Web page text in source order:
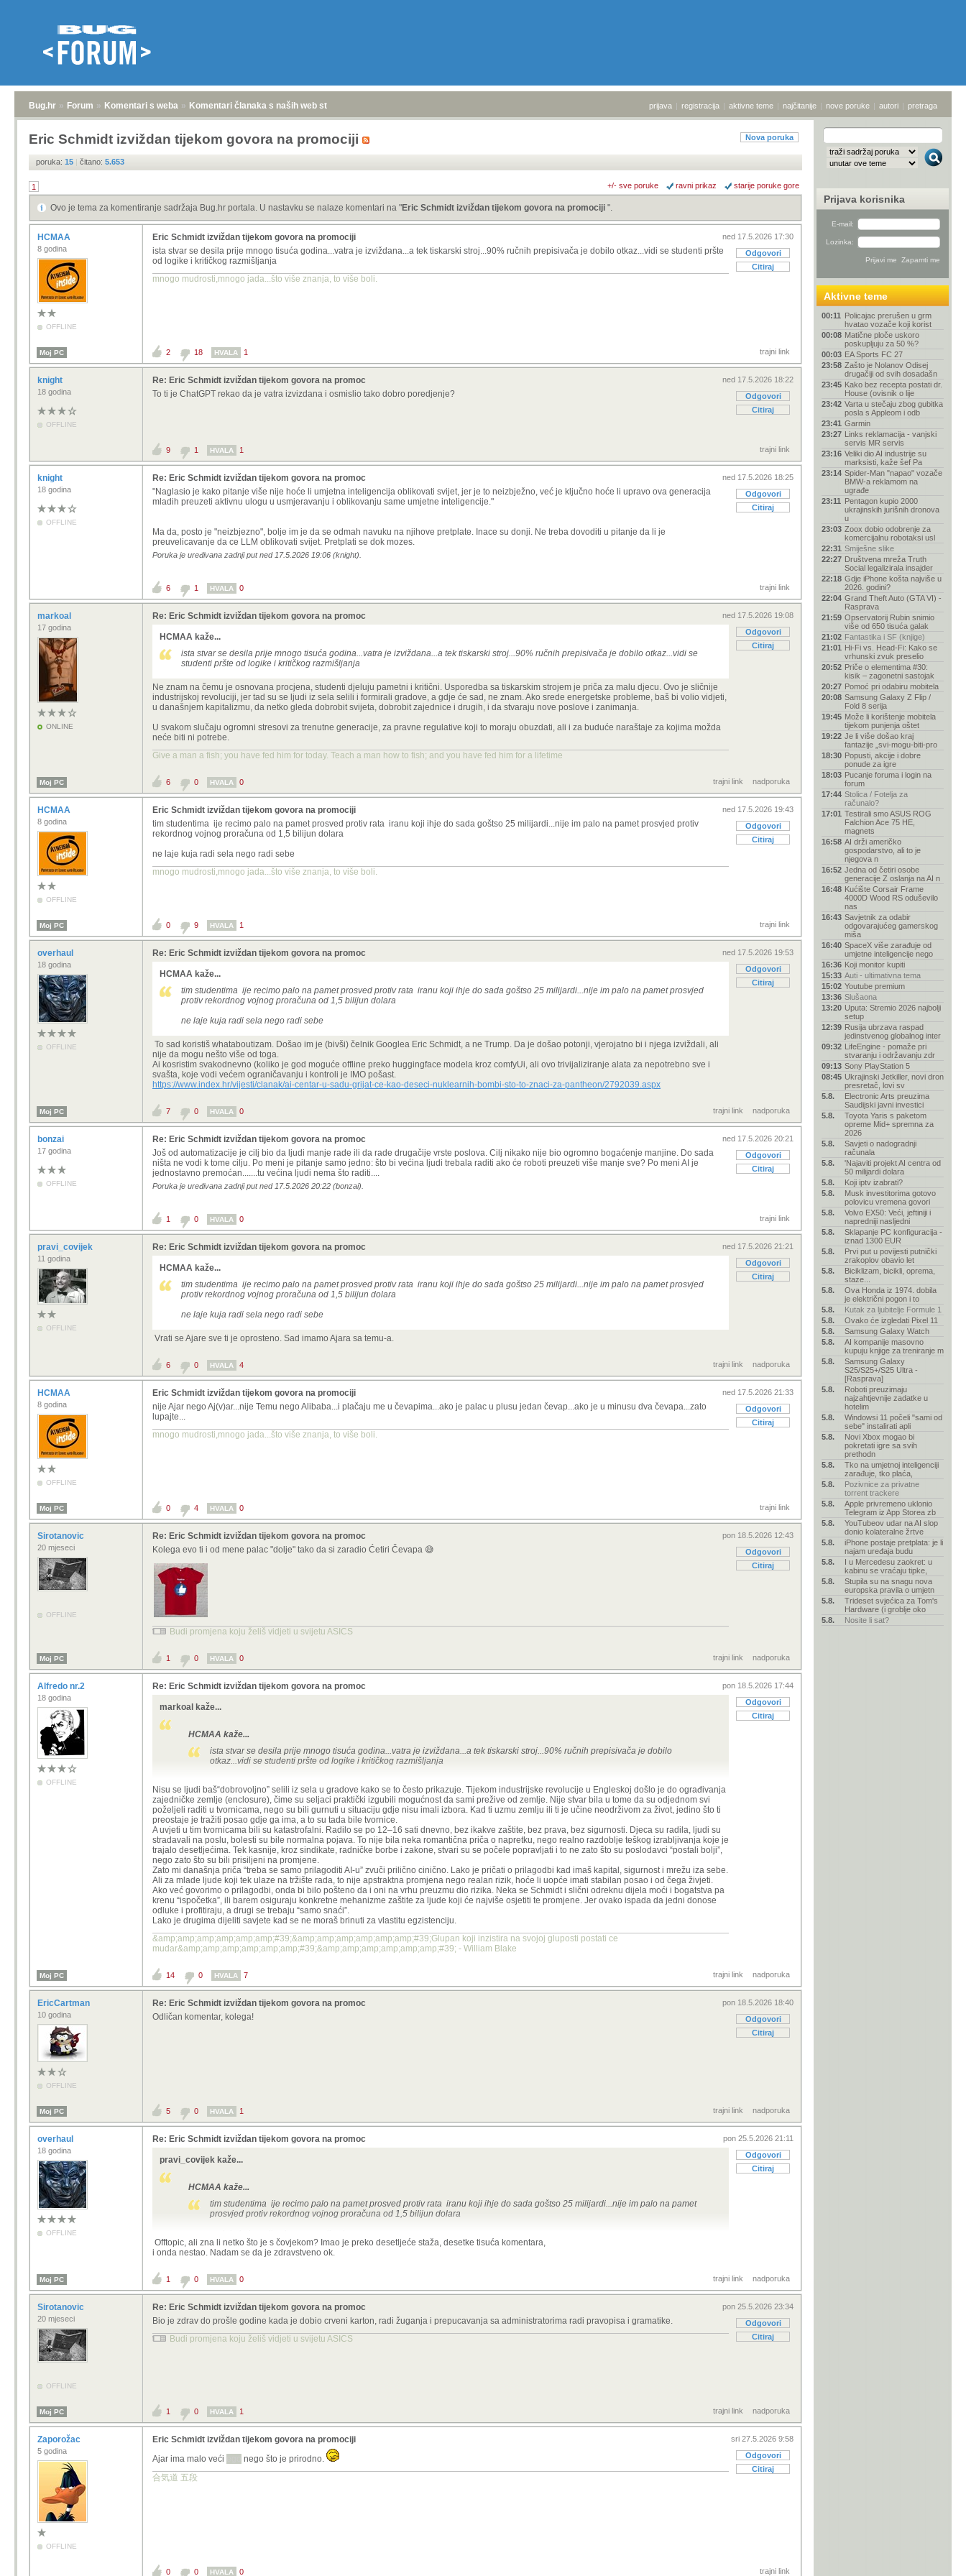
Bug.hr » Forum » Komentari s weba » Komentari članaka s naših web stranica prijava | registracija | aktivne teme | najčitanije | nove poruke | autori | pretraga
Nova poruka
Eric Schmidt izviždan tijekom govora na promociji
poruka: 15 | čitano: 5.653
1 +/- sve poruke ravni prikaz starije poruke gore
Ovo je tema za komentiranje sadržaja Bug.hr portala. U nastavku se nalaze komentari na "Eric Schmidt izviždan tijekom govora na promociji ".
HCMAA
8 godina
OFFLINE
ned 17.5.2026 17:30
Odgovori
Citiraj
Eric Schmidt izviždan tijekom govora na promociji
ista stvar se desila prije mnogo tisuća godina...vatra je izviždana...a tek tiskarski stroj...90% ručnih prepisivača je dobilo otkaz...vidi se studenti pršte
od logike i kritičkog razmišljanja
mnogo mudrosti,mnogo jada...što više znanja, to više boli.
Moj PC trajni link
2 18 HVALA 1
knight
18 godina
OFFLINE
ned 17.5.2026 18:22
Odgovori
Citiraj
Re: Eric Schmidt izviždan tijekom govora na promoc
To ti je ChatGPT rekao da je vatra izvizdana i osmislio tako dobro poredjenje?
trajni link
9 1 HVALA 1
knight
18 godina
OFFLINE
ned 17.5.2026 18:25
Odgovori
Citiraj
Re: Eric Schmidt izviždan tijekom govora na promoc
"Naglasio je kako pitanje više nije hoće li umjetna inteligencija oblikovati svijet, jer je to neizbježno, već je ključno hoće li upravo ova generacija
mladih preuzeti aktivnu ulogu u usmjeravanju i oblikovanju same umjetne inteligencije."
Ma da, posto je "neizbjezno", bolje im je da se odmah navuku na njihove pretplate. Inace su donji. Ne treba dovoditi u pitanje da li je
preuvelicavanje da ce LLM oblikovati svijet. Pretplati se dok mozes.
Poruka je uređivana zadnji put ned 17.5.2026 19:06 (knight).
trajni link
6 1 HVALA 0
markoal
17 godina
ONLINE
ned 17.5.2026 19:08
Odgovori
Citiraj
Re: Eric Schmidt izviždan tijekom govora na promoc
HCMAA kaže...
ista stvar se desila prije mnogo tisuća godina...vatra je izviždana...a tek tiskarski stroj...90% ručnih prepisivača je dobilo otkaz...vidi se
studenti pršte od logike i kritičkog razmišljanja
Ne znam na čemu je osnovana procjena, studenti djeluju pametni i kritični. Usporedba sa tiskarskim strojem je priča za malu djecu. Ovo je sličnije
industrijskoj revoluciji, jer tad su se ljudi iz sela selili i formirali gradove, a gdje će sad, ne znam. Ako srede energetske probleme, baš bi volio vidjeti,
u današnjem kapitalizmu, da netko gleda dobrobit svijeta, dobrobit zajednice i drugih, i da stvaraju nove poslove i zanimanja.
U svakom slučaju ogromni stresovi za trenutne generacije, za pravne regulative koji to moraju obuzdati, ali i za buduće naraštaje za kojima možda
neće biti ni potrebe.
Give a man a fish; you have fed him for today. Teach a man how to fish; and you have fed him for a lifetime
Moj PC trajni link nadporuka
6 0 HVALA 0
HCMAA
8 godina
OFFLINE
ned 17.5.2026 19:43
Odgovori
Citiraj
Eric Schmidt izviždan tijekom govora na promociji
tim studentima ije recimo palo na pamet prosved protiv rata iranu koji ihje do sada goštso 25 milijardi...nije im palo na pamet prosvjed protiv
rekordnog vojnog proračuna od 1,5 bilijun dolara
ne laje kuja radi sela nego radi sebe
mnogo mudrosti,mnogo jada...što više znanja, to više boli.
Moj PC trajni link
0 9 HVALA 1
overhaul
18 godina
OFFLINE
ned 17.5.2026 19:53
Odgovori
Citiraj
Re: Eric Schmidt izviždan tijekom govora na promoc
HCMAA kaže...
tim studentima ije recimo palo na pamet prosved protiv rata iranu koji ihje do sada goštso 25 milijardi...nije im palo na pamet prosvjed
protiv rekordnog vojnog proračuna od 1,5 bilijun dolara
ne laje kuja radi sela nego radi sebe
To sad koristiš whataboutizam. Došao im je (bivši) čelnik Googlea Eric Schmidt, a ne Trump. Da je došao potonji, vjerojatno bi i njega izviždali, ali
nije da mogu nešto više od toga.
Ai kosristim svakodnevno (koliko je god moguće offline preko huggingface modela kroz comfyUi, ali ovo trivijaliziranje alata za nepotrebno sve i
svašta, koje vodi većem ograničavanju i kontroli je IMO pošast.
https://www.index.hr/vijesti/clanak/ai-centar-u-sadu-grijat-ce-kao-deseci-nuklearnih-bombi-sto-to-znaci-za-pantheon/2792039.aspx
Moj PC trajni link nadporuka
7 0 HVALA 0
bonzai
17 godina
OFFLINE
ned 17.5.2026 20:21
Odgovori
Citiraj
Re: Eric Schmidt izviždan tijekom govora na promoc
Još od automatizacije je cilj bio da ljudi manje rade ili da rade drugačije vrste poslova. Cilj nikako nije bio ogromno bogaćenje manjine. Do sada
ništa ne vodi k tome cilju. Po meni je pitanje samo jedno: što bi većina ljudi trebala raditi ako će roboti preuzeti više manje sve? Po meni AI je
jednostavno premoćan.......tu većina ljudi nema što raditi....
Poruka je uređivana zadnji put ned 17.5.2026 20:22 (bonzai).
trajni link
1 0 HVALA 0
pravi_covijek
11 godina
OFFLINE
ned 17.5.2026 21:21
Odgovori
Citiraj
Re: Eric Schmidt izviždan tijekom govora na promoc
HCMAA kaže...
tim studentima ije recimo palo na pamet prosved protiv rata iranu koji ihje do sada goštso 25 milijardi...nije im palo na pamet prosvjed
protiv rekordnog vojnog proračuna od 1,5 bilijun dolara
ne laje kuja radi sela nego radi sebe
Vrati se Ajare sve ti je oprosteno. Sad imamo Ajara sa temu-a.
trajni link nadporuka
6 0 HVALA 4
HCMAA
8 godina
OFFLINE
ned 17.5.2026 21:33
Odgovori
Citiraj
Eric Schmidt izviždan tijekom govora na promociji
nije Ajar nego Aj(v)ar...nije Temu nego Alibaba...i plačaju me u čevapima...ako je palac u plusu jedan čevap...ako je u minusu dva čevapa...zato
lupajte...
mnogo mudrosti,mnogo jada...što više znanja, to više boli.
Moj PC trajni link
0 4 HVALA 0
Sirotanovic
20 mjeseci
OFFLINE
pon 18.5.2026 12:43
Odgovori
Citiraj
Re: Eric Schmidt izviždan tijekom govora na promoc
Kolega evo ti i od mene palac "dolje" tako da si zaradio Ćetiri Čevapa 😅
Budi promjena koju želiš vidjeti u svijetu ASICS
Moj PC trajni link nadporuka
1 0 HVALA 0
Alfredo nr.2
18 godina
OFFLINE
pon 18.5.2026 17:44
Odgovori
Citiraj
Re: Eric Schmidt izviždan tijekom govora na promoc
markoal kaže...
HCMAA kaže...
ista stvar se desila prije mnogo tisuća godina...vatra je izviždana...a tek tiskarski stroj...90% ručnih prepisivača je dobilo
otkaz...vidi se studenti pršte od logike i kritičkog razmišljanja
Ne znam na čemu je osnovana procjena, studenti djeluju pametni i kritični. Usporedba sa tiskarskim strojem je priča za malu djecu. Ovo
je sličnije industrijskoj revoluciji, jer tad su se ljudi iz sela selili i formirali gradove, a gdje će sad, ne znam. Ako srede energetske
probleme, baš bi volio vidjeti, u današnjem kapitalizmu, da netko gleda dobrobit svijeta, dobrobit zajednice i drugih, i da stvaraju nove
poslove i zanimanja.
U svakom slučaju ogromni stresovi za trenutne generacije, za pravne regulative koji to moraju obuzdati, ali i za buduće naraštaje za
kojima možda neće biti ni potrebe.
Nisu se ljudi baš“dobrovoljno” selili iz sela u gradove kako se to često prikazuje. Tijekom industrijske revolucije u Engleskoj došlo je do ograđivanja
zajedničke zemlje (enclosure), čime su seljaci praktički izgubili mogućnost da sami prežive od zemlje. Nije stvar bila u tome da su odjednom svi
poželjeli raditi u tvornicama, nego su bili gurnuti u situaciju gdje nisu imali izbora. Kad ti uzmu zemlju ili ti je učine neodrživom za život, jedino što ti
preostaje je tražiti posao gdje ga ima, a to su tada bile tvornice.
A uvjeti u tim tvornicama bili su katastrofalni. Radilo se po 12–16 sati dnevno, bez ikakve zaštite, bez prava, bez sigurnosti. Djeca su radila, ljudi su
stradavali na poslu, bolesti su bile normalna pojava. To nije bila neka romantična priča o napretku, nego realno razdoblje teškog izrabljivanja koje je
trajalo desetljećima. Tek kasnije, kroz sindikate, radničke borbe i zakone, stvari su se počele popravljati i to ne zato što su poslodavci “postali bolji”,
nego zato što su bili prisiljeni na promjene.
Zato mi današnja priča “treba se samo prilagoditi AI-u” zvuči prilično cinično. Lako je pričati o prilagodbi kad imaš kapital, sigurnost i mrežu iza sebe.
Ali za mlade ljude koji tek ulaze na tržište rada, to nije apstraktna promjena nego realan rizik, hoće li uopće imati stabilan posao i od čega živjeti.
Ako već govorimo o prilagodbi, onda bi bilo pošteno da i oni na vrhu preuzmu dio rizika. Neka se Schmidt i slični odreknu dijela moći i bogatstva pa
krenu “ispočetka”, ili barem osiguraju konkretne mehanizme zaštite za ljude koji će najviše osjetiti te promjene. Jer ovako ispada da jedni donose
odluke i profitiraju, a drugi se trebaju “samo snaći”.
Lako je drugima dijeliti savjete kad se ne moraš brinuti za vlastitu egzistenciju.
&amp;amp;amp;amp;amp;amp;#39;&amp;amp;amp;amp;amp;amp;#39;Glupan koji inzistira na svojoj gluposti postati ce
mudar&amp;amp;amp;amp;amp;amp;#39;&amp;amp;amp;amp;amp;amp;#39; - William Blake
Moj PC trajni link nadporuka
14 0 HVALA 7
EricCartman
10 godina
OFFLINE
pon 18.5.2026 18:40
Odgovori
Citiraj
Re: Eric Schmidt izviždan tijekom govora na promoc
Odličan komentar, kolega!
Moj PC trajni link nadporuka
5 0 HVALA 1
overhaul
18 godina
OFFLINE
pon 25.5.2026 21:11
Odgovori
Citiraj
Re: Eric Schmidt izviždan tijekom govora na promoc
pravi_covijek kaže...
HCMAA kaže...
tim studentima ije recimo palo na pamet prosved protiv rata iranu koji ihje do sada goštso 25 milijardi...nije im palo na pamet
prosvjed protiv rekordnog vojnog proračuna od 1,5 bilijun dolara
Vrati seAjaresve ti je oprosteno. Sad imamo Ajara sa temu-a.
Offtopic, ali zna li netko što je s čovjekom? Imao je preko desetljeće staža, desetke tisuća komentara,
i onda nestao. Nadam se da je zdravstveno ok.
Moj PC trajni link nadporuka
1 0 HVALA 0
Sirotanovic
20 mjeseci
OFFLINE
pon 25.5.2026 23:34
Odgovori
Citiraj
Re: Eric Schmidt izviždan tijekom govora na promoc
Bio je zdrav do prošle godine kada je dobio crveni karton, radi žuganja i prepucavanja sa administratorima radi pravopisa i gramatike.
Budi promjena koju želiš vidjeti u svijetu ASICS
Moj PC trajni link nadporuka
1 0 HVALA 1
Zaporožac
5 godina
OFFLINE
sri 27.5.2026 9:58
Odgovori
Citiraj
Eric Schmidt izviždan tijekom govora na promociji
Ajar ima malo veći
nego što je prirodno.
合気道 五段
trajni link
0 0 HVALA 0
Prijava korisnika
E-mail:
Lozinka:
Aktivne teme
00:11 Policajac prerušen u grm
hvatao vozače koji korist
00:08 Matične ploče uskoro
poskupljuju za 50 %?
00:03 EA Sports FC 27
23:58 Zašto je Nolanov Odisej
drugačiji od svih dosadašn
23:45 Kako bez recepta postati dr.
House (ovisnik o lije
23:42 Varta u stečaju zbog gubitka
posla s Appleom i odb
23:41 Garmin
23:27 Links reklamacija - vanjski
servis MR servis
23:16 Veliki dio AI industrije su
marksisti, kaže šef Pa
23:14 Spider-Man "napao" vozače
BMW-a reklamom na
ugrađe
23:11 Pentagon kupio 2000
ukrajinskih jurišnih dronova
u
23:03 Zoox dobio odobrenje za
komercijalnu robotaksi usl
22:31 Smiješne slike
22:27 Društvena mreža Truth
Social legalizirala insajder
22:18 Gdje iPhone košta najviše u
2026. godini?
22:04 Grand Theft Auto (GTA VI) -
Rasprava
21:59 Opservatorij Rubin snimio
više od 650 tisuća galak
21:02 Fantastika i SF (knjige)
21:01 Hi-Fi vs. Head-Fi: Kako se
vrhunski zvuk preselio
20:52 Priče o elementima #30:
kisik – zagonetni sastojak
20:27 Pomoć pri odabiru mobitela
20:08 Samsung Galaxy Z Flip /
Fold 8 serija
19:45 Može li korištenje mobitela
tijekom punjenja oštet
19:22 Je li više došao kraj
fantazije „svi-mogu-biti-pro
18:30 Popusti, akcije i dobre
ponude za igre
18:03 Pucanje foruma i login na
forum
17:44 Stolica / Fotelja za
računalo?
17:01 Testirali smo ASUS ROG
Falchion Ace 75 HE,
magnets
16:58 AI drži američko
gospodarstvo, ali to je
njegova n
16:52 Jedna od četiri osobe
generacije Z oslanja na AI n
16:48 Kućište Corsair Frame
4000D Wood RS oduševilo
nas
16:43 Savjetnik za odabir
odgovarajućeg gamerskog
miša
16:40 SpaceX više zarađuje od
umjetne inteligencije nego
16:36 Koji monitor kupiti
15:33 Auti - ultimativna tema
15:02 Youtube premium
13:36 Slušaona
13:20 Uputa: Stremio 2026 najbolji
setup
12:39 Rusija ubrzava raspad
jedinstvenog globalnog inter
09:32 LifeEngine - pomaže pri
stvaranju i održavanju zdr
09:13 Sony PlayStation 5
08:45 Ukrajinski Jetkiller, novi dron
presretač, lovi sv
5.8.
Electronic Arts preuzima
Saudijski javni investici
5.8.
Toyota Yaris s paketom
opreme Mid+ spremna za
2026
5.8.
Savjeti o nadogradnji
računala
5.8.
'Najaviti projekt AI centra od
50 milijardi dolara
5.8.
Koji iptv izabrati?
5.8.
Musk investitorima gotovo
polovicu vremena govori
5.8.
Volvo EX50: Veći, jeftiniji i
napredniji nasljedni
5.8.
Sklapanje PC konfiguracija -
iznad 1300 EUR
5.8.
Prvi put u povijesti putnički
zrakoplov obavio let
5.8.
Biciklizam, bicikli, oprema,
staze...
5.8.
Ova Honda iz 1974. dobila
je električni pogon i to
5.8.
Kutak za ljubitelje Formule 1
5.8.
Ovako će izgledati Pixel 11
5.8.
Samsung Galaxy Watch
5.8.
AI kompanije masovno
kupuju knjige za treniranje m
5.8.
Samsung Galaxy
S25/S25+/S25 Ultra -
[Rasprava]
5.8.
Roboti preuzimaju
najzahtjevnije zadatke u
hotelim
5.8.
Windowsi 11 počeli "sami od
sebe" instalirati apli
5.8.
Novi Xbox mogao bi
pokretati igre sa svih
prethodn
5.8.
Tko na umjetnoj inteligenciji
zarađuje, tko plaća,
5.8.
Pozivnice za privatne
torrent trackere
5.8.
Apple privremeno uklonio
Telegram iz App Storea zb
5.8.
YouTubeov udar na AI slop
donio kolateralne žrtve
5.8.
iPhone postaje pretplata: je li
najam uređaja budu
5.8.
I u Mercedesu zaokret: u
kabinu se vraćaju tipke,
5.8.
Stupila su na snagu nova
europska pravila o umjetn
5.8.
Trideset svjećica za Tom's
Hardware (i groblje oko
5.8.
Nosite li sat?